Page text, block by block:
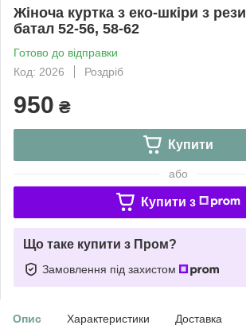
Жіноча куртка з еко-шкіри з
батал 52-56, 58-62
Готово до відправки
Код: 2026
Роздріб
950 ₴
Купити
або
Купити з
Що таке купити з Пром?
Замовлення під захистом
Опис Характеристики Доставка